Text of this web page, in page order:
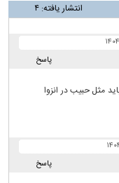
انتشار یافته: ۴
پاسخ
مثل حبیب در انزوا
پاسخ